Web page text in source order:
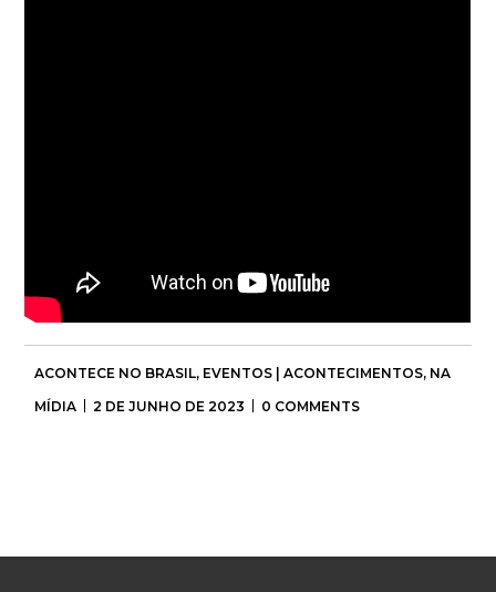
ACONTECE NO BRASIL, EVENTOS | ACONTECIMENTOS, NA
MÍDIA
2 DE JUNHO DE 2023 0 COMMENTS